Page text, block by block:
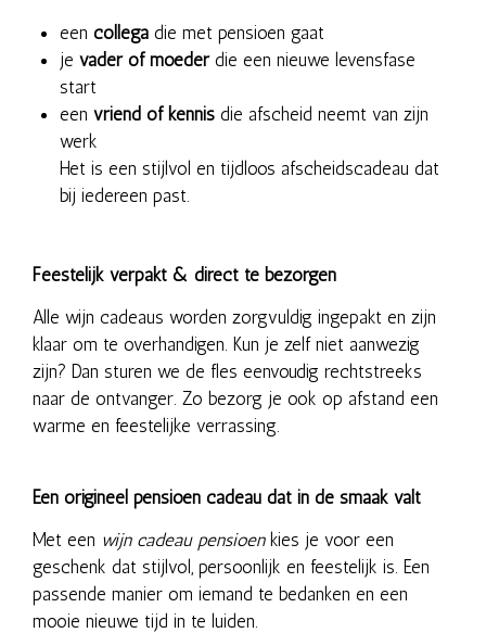
een collega die met pensioen gaat
je vader of moederdie een nieuwe levensfase
start
een vriend of kennis die afscheid neemt van zijn
werk
Het is een stijlvol en tijdloos afscheidscadeau dat
bij iedereen past.
Feestelijk verpakt & direct te bezorgen
Alle wijn cadeaus worden zorgvuldig ingepakt en zijn
klaar om te overhandigen. Kun je zelf niet aanwezig
zijn? Dan sturen we de fles eenvoudig rechtstreeks
naar de ontvanger. Zo bezorg je ook op afstand een
warme en feestelijke verrassing.
Een origineel pensioen cadeau dat in de smaak valt
Met een wijn cadeau pensioenkies je voor een
geschenk dat stijlvol, persoonlijk en feestelijk is. Een
passende manier om iemand te bedanken en een
mooie nieuwe tijd in te luiden.